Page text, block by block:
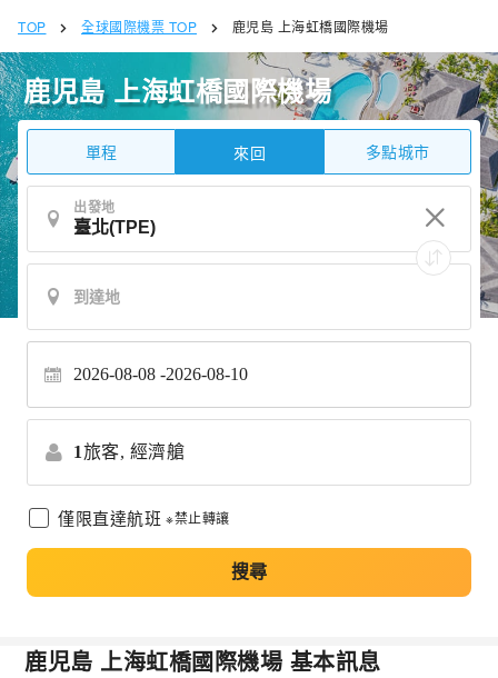
TOP 全球國際機票 TOP 鹿児島 上海虹橋國際機場
鹿児島 上海虹橋國際機場
單程 來回 多點城市
出發地
2026-08-08 2026-08-10
1旅客, 經濟艙
僅限直達航班 ※禁止轉讓
搜尋
鹿児島 上海虹橋國際機場 基本訊息